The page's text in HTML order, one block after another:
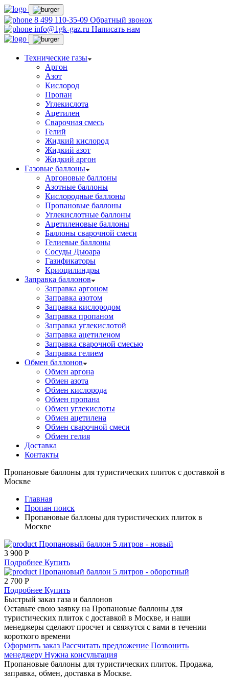
8 499 110-35-09 Обратный звонок
info@1gk-gaz.ru Написать нам
Технические газы
Аргон
Азот
Кислород
Пропан
Углекислота
Ацетилен
Сварочная смесь
Гелий
Жидкий кислород
Жидкий азот
Жидкий аргон
Газовые баллоны
Аргоновые баллоны
Азотные баллоны
Кислородные баллоны
Пропановые баллоны
Углекислотные баллоны
Ацетиленовые баллоны
Баллоны сварочной смеси
Гелиевые баллоны
Сосуды Дьюара
Газификаторы
Криоцилиндры
Заправка баллонов
Заправка аргоном
Заправка азотом
Заправка кислородом
Заправка пропаном
Заправка углекислотой
Заправка ацетиленом
Заправка сварочной смесью
Заправка гелием
Обмен баллонов
Обмен аргона
Обмен азота
Обмен кислорода
Обмен пропана
Обмен углекислоты
Обмен ацетилена
Обмен сварочной смеси
Обмен гелия
Доставка
Контакты
Пропановые баллоны для туристических плиток с доставкой в
Москве
Главная
Пропан поиск
Пропановые баллоны для туристических плиток в
Москве
Пропановый баллон 5 литров - новый
3 900 Р
Подробнее Купить
Пропановый баллон 5 литров - оборотный
2 700 Р
Подробнее Купить
Быстрый заказ газа и баллонов
Оставьте свою заявку на Пропановые баллоны для
туристических плиток с доставкой в Москве, и наши
менеджеры сделают просчет и свяжутся с вами в течении
короткого времени
Оформить заказ Рассчитать предложение Позвонить
менеджеру Нужна консультация
Пропановые баллоны для туристических плиток. Продажа,
заправка, обмен, доставка в Москве.